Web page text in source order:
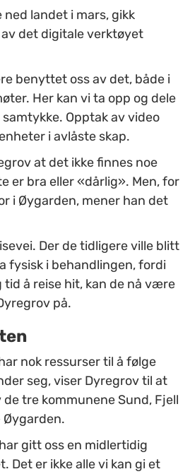
landet i mars, gikk
det digitale verktøyet
benyttet oss av det, både i
Her kan vi ta opp og dele
Opptak av video
i avlåste skap.
at det ikke finnes noe
er bra eller «dårlig». Men, for
i Øygarden, mener han det
Der de tidligere ville blitt
fysisk i behandlingen, fordi
å reise hit, kan de nå være
på.
nok ressurser til å følge
seg, viser Dyregrov til at
tre kommunene Sund, Fjell
Øygarden.
gitt oss en midlertidig
Det er ikke alle vi kan gi et